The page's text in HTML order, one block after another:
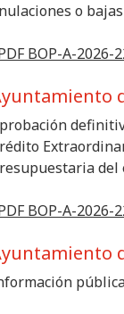
o
BOP-A-2026-
del
BOP-A-2026-